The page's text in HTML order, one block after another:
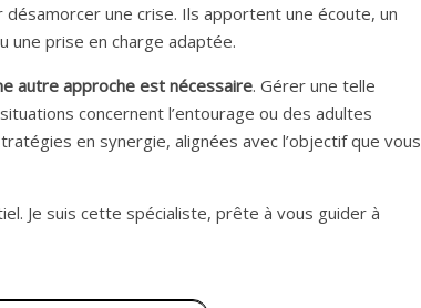
une crise. Ils apportent une écoute, un
une prise en charge adaptée.
autre approche est nécessaire. Gérer une telle
concernent l’entourage ou des adultes
en synergie, alignées avec l’objectif que vous
Je suis cette spécialiste, prête à vous guider à